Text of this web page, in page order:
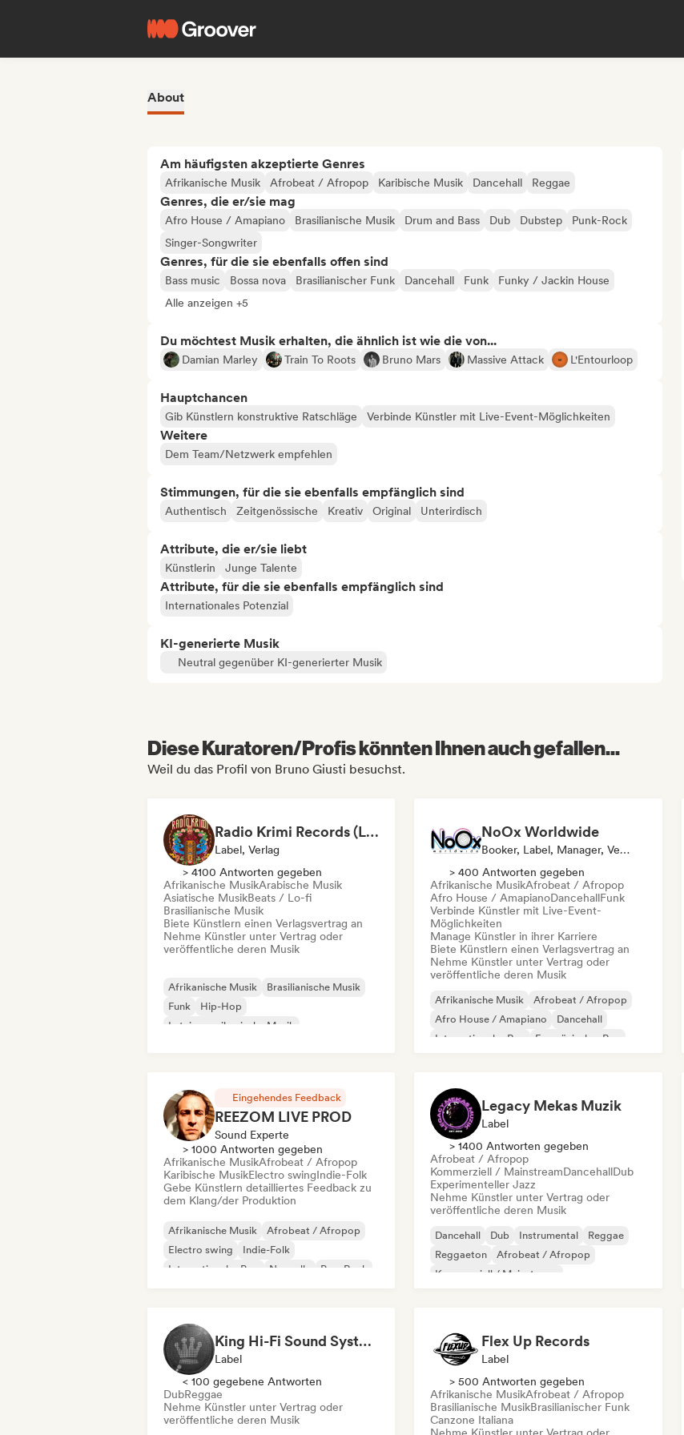
About
Am häufigsten akzeptierte Genres
Afrikanische Musik Afrobeat / Afropop Karibische Musik Dancehall Reggae
Genres, die er/sie mag
Afro House / Amapiano Brasilianische Musik Drum and Bass Dub Dubstep
Punk-Rock
Singer-Songwriter
Genres, für die sie ebenfalls offen sind
Bass music Bossa nova Brasilianischer Funk Dancehall Funk
Funky / Jackin House
Alle anzeigen +5
Du möchtest Musik erhalten, die ähnlich ist wie die von...
Damian Marley Train To Roots Bruno Mars Massive Attack L'Entourloop
Hauptchancen
Gib Künstlern konstruktive Ratschläge Verbinde Künstler mit Live-Event-Möglichkeiten
Weitere
Dem Team/Netzwerk empfehlen
Stimmungen, für die sie ebenfalls empfänglich sind
Authentisch Zeitgenössische Kreativ Original Unterirdisch
Attribute, die er/sie liebt
Künstlerin Junge Talente
Attribute, für die sie ebenfalls empfänglich sind
Internationales Potenzial
KI-generierte Musik
Neutral gegenüber KI-generierter Musik
Diese Kuratoren/Profis könnten Ihnen auch gefallen...
Weil du das Profil von Bruno Giusti besuchst.
Radio Krimi Records (Le Label)
Label, Verlag
> 4100 Antworten gegeben
Afrikanische MusikArabische Musik
Asiatische MusikBeats / Lo-fi
Brasilianische Musik
Biete Künstlern einen Verlagsvertrag an
Nehme Künstler unter Vertrag oder
veröffentliche deren Musik
Afrikanische Musik
Brasilianische Musik
Funk
Hip-Hop
Lateinamerikanische Musik
NoOx Worldwide
Booker, Label, Manager, Verlag
> 400 Antworten gegeben
Afrikanische MusikAfrobeat / Afropop
Afro House / AmapianoDancehallFunk
Verbinde Künstler mit Live-Event-
Möglichkeiten
Manage Künstler in ihrer Karriere
Biete Künstlern einen Verlagsvertrag an
Nehme Künstler unter Vertrag oder
veröffentliche deren Musik
Afrikanische Musik
Afrobeat / Afropop
Afro House / Amapiano
Dancehall
Internationaler Rap
Französischer Rap
Eingehendes Feedback
REEZOM LIVE PROD
Sound Experte
> 1000 Antworten gegeben
Afrikanische MusikAfrobeat / Afropop
Karibische MusikElectro swingIndie-Folk
Gebe Künstlern detailliertes Feedback zu
dem Klang/der Produktion
Afrikanische Musik
Afrobeat / Afropop
Electro swing
Indie-Folk
Internationaler Pop
Nouvelle
Pop-Rock
Legacy Mekas Muzik
Label
> 1400 Antworten gegeben
Afrobeat / Afropop
Kommerziell / MainstreamDancehallDub
Experimenteller Jazz
Nehme Künstler unter Vertrag oder
veröffentliche deren Musik
Dancehall Dub Instrumental
Reggae
Reggaeton
Afrobeat / Afropop
Kommerziell / Mainstream
King Hi-Fi Sound System / Pure Niceness Records
Label
< 100 gegebene Antworten
DubReggae
Nehme Künstler unter Vertrag oder
veröffentliche deren Musik
Flex Up Records
Label
> 500 Antworten gegeben
Afrikanische MusikAfrobeat / Afropop
Brasilianische MusikBrasilianischer Funk
Canzone Italiana